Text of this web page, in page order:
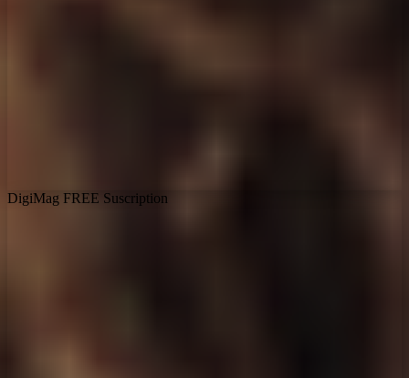
DigiMag FREE Suscription